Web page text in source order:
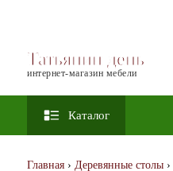
Татьянин день
интернет-магазин мебели
Каталог
Главная › Деревянные столы ›